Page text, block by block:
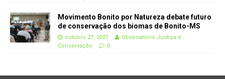
Movimento Bonito por Natureza debate futuro
de conservação dos biomas de Bonito-MS
outubro 27, 2021
Observatório Justiça e
Conservação
0